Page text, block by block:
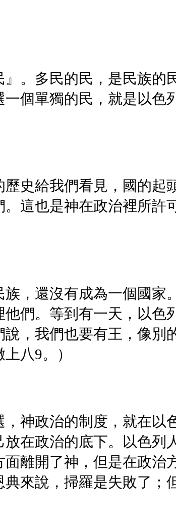
。多民的民，是民族的
個單獨的民，就是以色
史給我們看見，國的起
這也是神在政治裡所許
，還沒有成為一個國家
們。等到有一天，以色
，我們也要有王，像別
八9。）
神政治的制度，就在以
在政治的底下。以色列
離開了神，但是在政治
來說，掃羅是失敗了；